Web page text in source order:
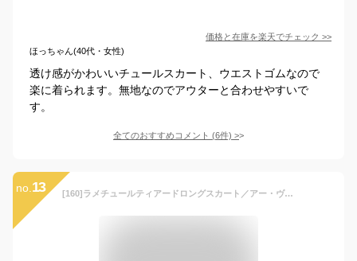
価格と在庫を楽天でチェック >>
ほっちゃん(40代・女性)
透け感がかわいいチュールスカート、ウエストゴムなので
楽に着られます。無地なのでアウターと合わせやすいで
す。
全てのおすすめコメント (6件) >
no. 13 [160]ラメチュールティアードロングスカート／アー・ヴェ・ヴェ（a.v.v）